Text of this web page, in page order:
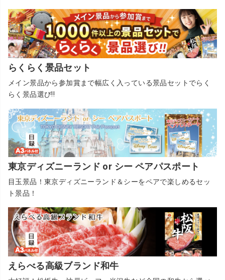
らくらく景品セット
メイン景品から参加賞まで幅広く入っている景品セットでらく
らく景品選び!!
東京ディズニーランド or シー ペアパスポート
目玉景品！東京ディズニーランド＆シーをペアで楽しめるセッ
ト景品！
えらべる高級ブランド和牛